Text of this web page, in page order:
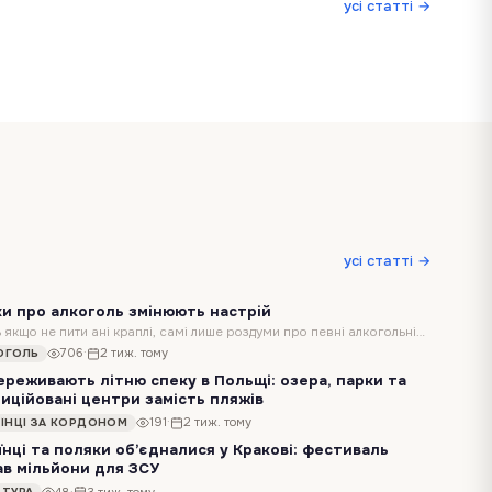
усі статті →
правила праці для працівників
усі статті →
про алкоголь змінюють настрій
Навіть якщо не пити ані краплі, самі лише роздуми про певні алкогольні напої здатні впливати на емоційний стан та світогляд людини. Таких висновків дійшли…
706· 2 тиж. тому
літню спеку в Польщі: озера, парки та
центри замість пляжів
ЗА КОРДОНОМ 191· 2 тиж. тому
та поляки об’єдналися у Кракові: фестиваль
мільйони для ЗСУ